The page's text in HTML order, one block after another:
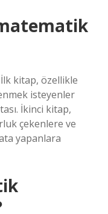
kitap, özellikle
isteyenler
İkinci kitap,
çekenlere ve
yapanlara